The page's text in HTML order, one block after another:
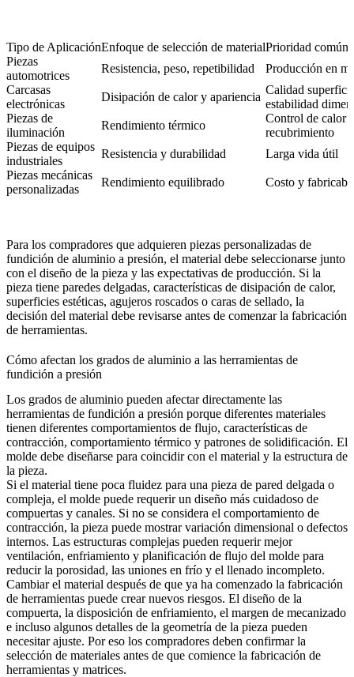
Tipo de AplicaciónEnfoque de selección de materialPrioridad común
Piezas
automotrices
Resistencia, peso, repetibilidad
Producción en
Carcasas
electrónicas
Disipación de calor y apariencia
Calidad
estabilidad
Piezas de
iluminación
Rendimiento térmico
Control de calor
recubrimiento
Piezas de equipos
industriales
Resistencia y durabilidad
Larga vida útil
Piezas mecánicas
personalizadas
Rendimiento equilibrado Costo y
Para los compradores que adquieren piezas personalizadas de
fundición de aluminio a presión, el material debe seleccionarse junto
con el diseño de la pieza y las expectativas de producción. Si la
pieza tiene paredes delgadas, características de disipación de calor,
superficies estéticas, agujeros roscados o caras de sellado, la
decisión del material debe revisarse antes de comenzar la fabricación
de herramientas.
Cómo afectan los grados de aluminio a las herramientas de
fundición a presión
Los grados de aluminio pueden afectar directamente las
herramientas de fundición a presión porque diferentes materiales
tienen diferentes comportamientos de flujo, características de
contracción, comportamiento térmico y patrones de solidificación. El
molde debe diseñarse para coincidir con el material y la estructura de
la pieza.
Si el material tiene poca fluidez para una pieza de pared delgada o
compleja, el molde puede requerir un diseño más cuidadoso de
compuertas y canales. Si no se considera el comportamiento de
contracción, la pieza puede mostrar variación dimensional o defectos
internos. Las estructuras complejas pueden requerir mejor
ventilación, enfriamiento y planificación de flujo del molde para
reducir la porosidad, las uniones en frío y el llenado incompleto.
Cambiar el material después de que ya ha comenzado la fabricación
de herramientas puede crear nuevos riesgos. El diseño de la
compuerta, la disposición de enfriamiento, el margen de mecanizado
e incluso algunos detalles de la geometría de la pieza pueden
necesitar ajuste. Por eso los compradores deben confirmar la
selección de materiales antes de que comience la fabricación de
herramientas y matrices.